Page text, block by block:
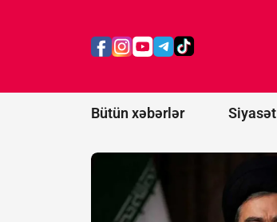
Bütün xəbərlər Siyasət
kəskin
bilər